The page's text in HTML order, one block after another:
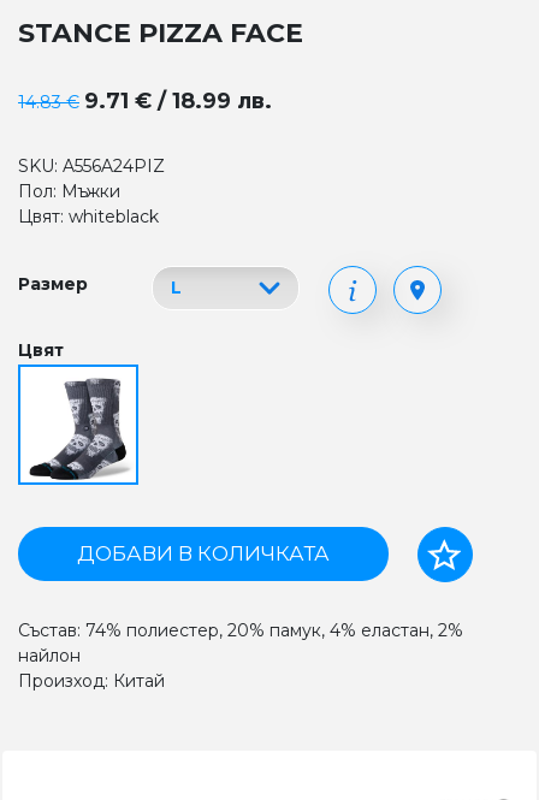
STANCE PIZZA FACE
14.83 € 9.71 € / 18.99 лв.
SKU: A556A24PIZ
Пол: Мъжки
Цвят: whiteblack
Размер
Цвят
ДОБАВИ В КОЛИЧКАТА
Състав: 74% полиестер, 20% памук, 4% еластан, 2%
найлон
Произход: Китай